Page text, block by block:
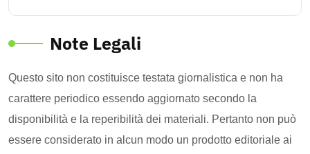
Note Legali
Questo sito non costituisce testata giornalistica e non ha
carattere periodico essendo aggiornato secondo la
disponibilità e la reperibilità dei materiali. Pertanto non può
essere considerato in alcun modo un prodotto editoriale ai